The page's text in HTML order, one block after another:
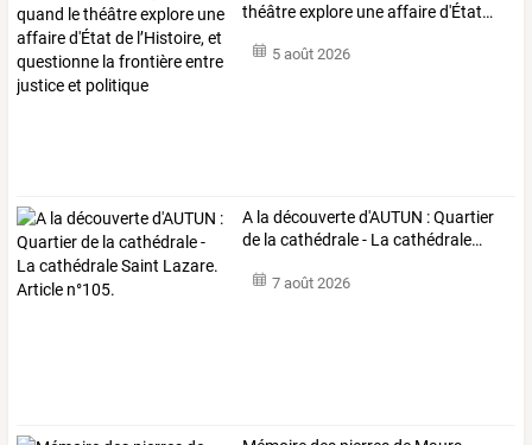
théâtreexplore uneaffaired'État…
5 août 2026
A la découverted'AUTUN :Quartier
de la cathédrale- La cathédrale…
7 août 2026